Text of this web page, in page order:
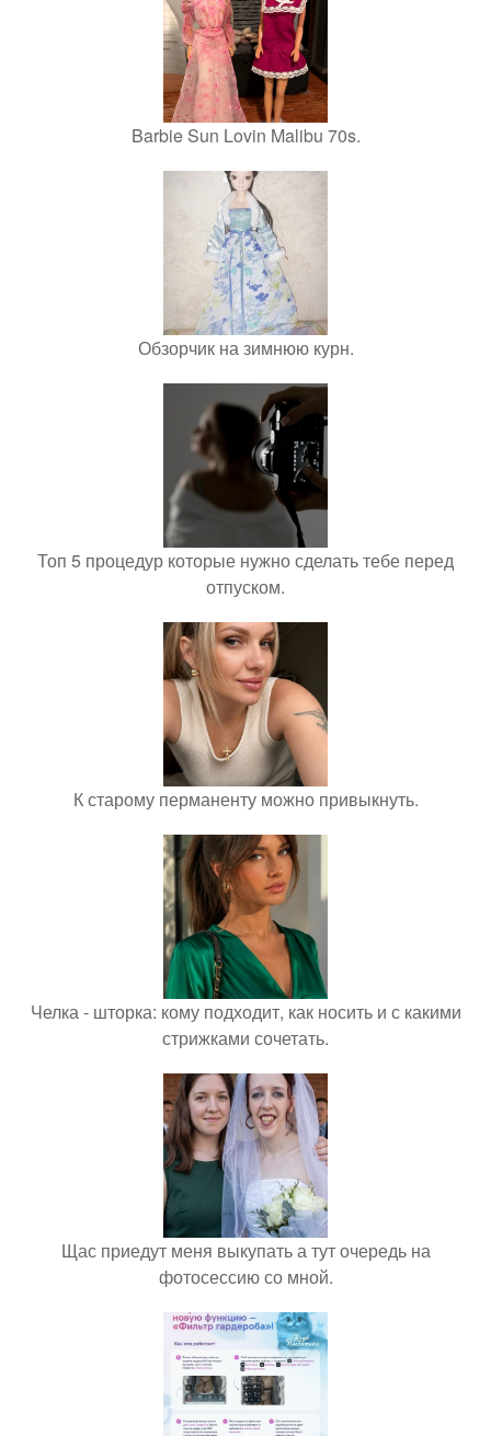
Barbie Sun Lovin Malibu 70s.
Обзорчик на зимнюю курн.
Топ 5 процедур которые нужно сделать тебе перед
отпуском.
К старому перманенту можно привыкнуть.
Челка - шторка: кому подходит, как носить и с какими
стрижками сочетать.
Щас приедут меня выкупать а тут очередь на
фотосессию со мной.